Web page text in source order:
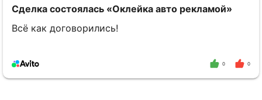
Сделка состоялась «Оклейка авто рекламой»
Всё как договорились!
0 0